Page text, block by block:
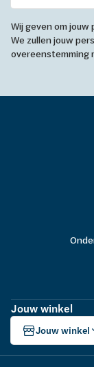
Wij geven om jouw
We zullen jouw
overeenstemming
Jouw winkel
Jouw winkel